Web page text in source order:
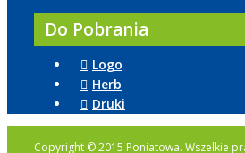
Do Pobrania
Logo
Herb
Druki
Copyright © 2015 Poniatowa. Wszelkie